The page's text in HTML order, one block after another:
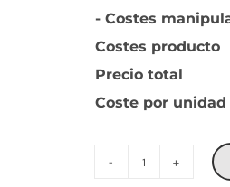
- Costes
Costes producto
Precio total
Coste por unidad